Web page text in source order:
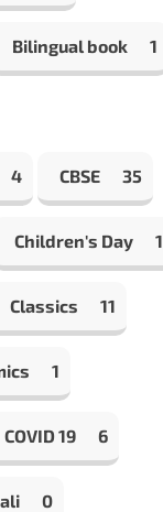
Bilingual book 1
4 CBSE 35
Children's Day 1
Classics 11
1
COVID 19 6
0